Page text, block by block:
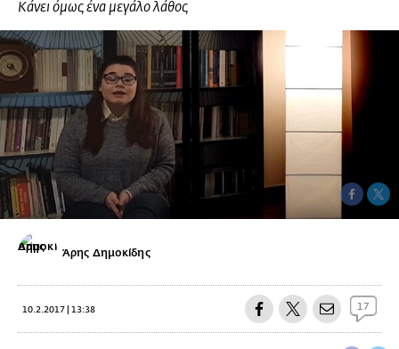
Κάνει όμως ένα μεγάλο λάθος
Άρης Δημοκίδης
10.2.2017 | 13:38 17